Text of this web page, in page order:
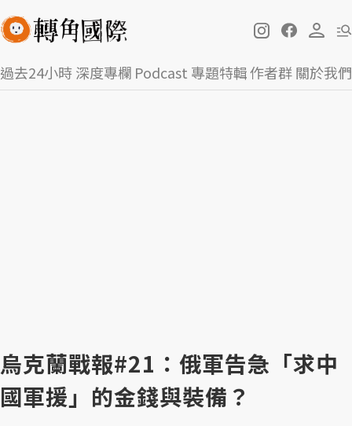
過去24小時深度專欄 Podcast 專題特輯作者群關於我們
烏克蘭戰報#21：俄軍告急「求中
國軍援」的金錢與裝備？